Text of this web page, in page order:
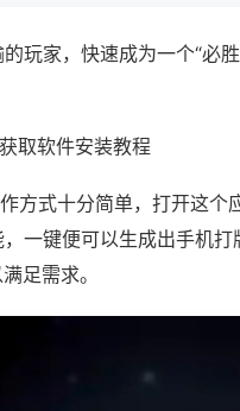
玩家，快速成为一个“必
取软件安装教程
方式十分简单，打开这个
一键便可以生成出手机
足需求。